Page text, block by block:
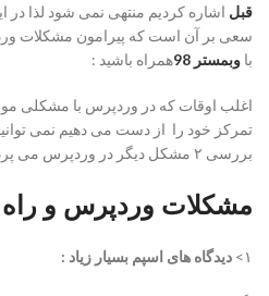
قبل اشاره کردیم منتهی نمی شود لذا در
سعی بر آن است که پیرامون مشکلات
با وبمستر 98 همراه باشید :
اغلب اوقات که در وردپرس با مشکلی
تمرکز خود را از دست می دهیم نمی
بررسی ۲ مشکل دیگر در وردپرس می پردازیم :
مشکلات وردپرس و
۱> دیدگاه های اسپم بسیار زیاد :